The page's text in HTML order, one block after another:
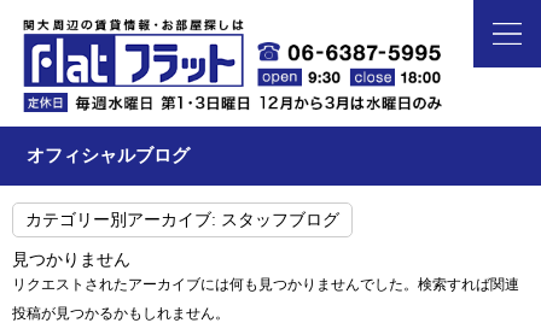
オフィシャルブログ
カテゴリー別アーカイブ: スタッフブログ
見つかりません
リクエストされたアーカイブには何も見つかりませんでした。検索すれば関連
投稿が見つかるかもしれません。